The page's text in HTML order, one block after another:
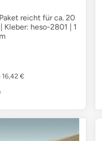
reicht für ca. 20
heso-2801 | 1
16,42 €